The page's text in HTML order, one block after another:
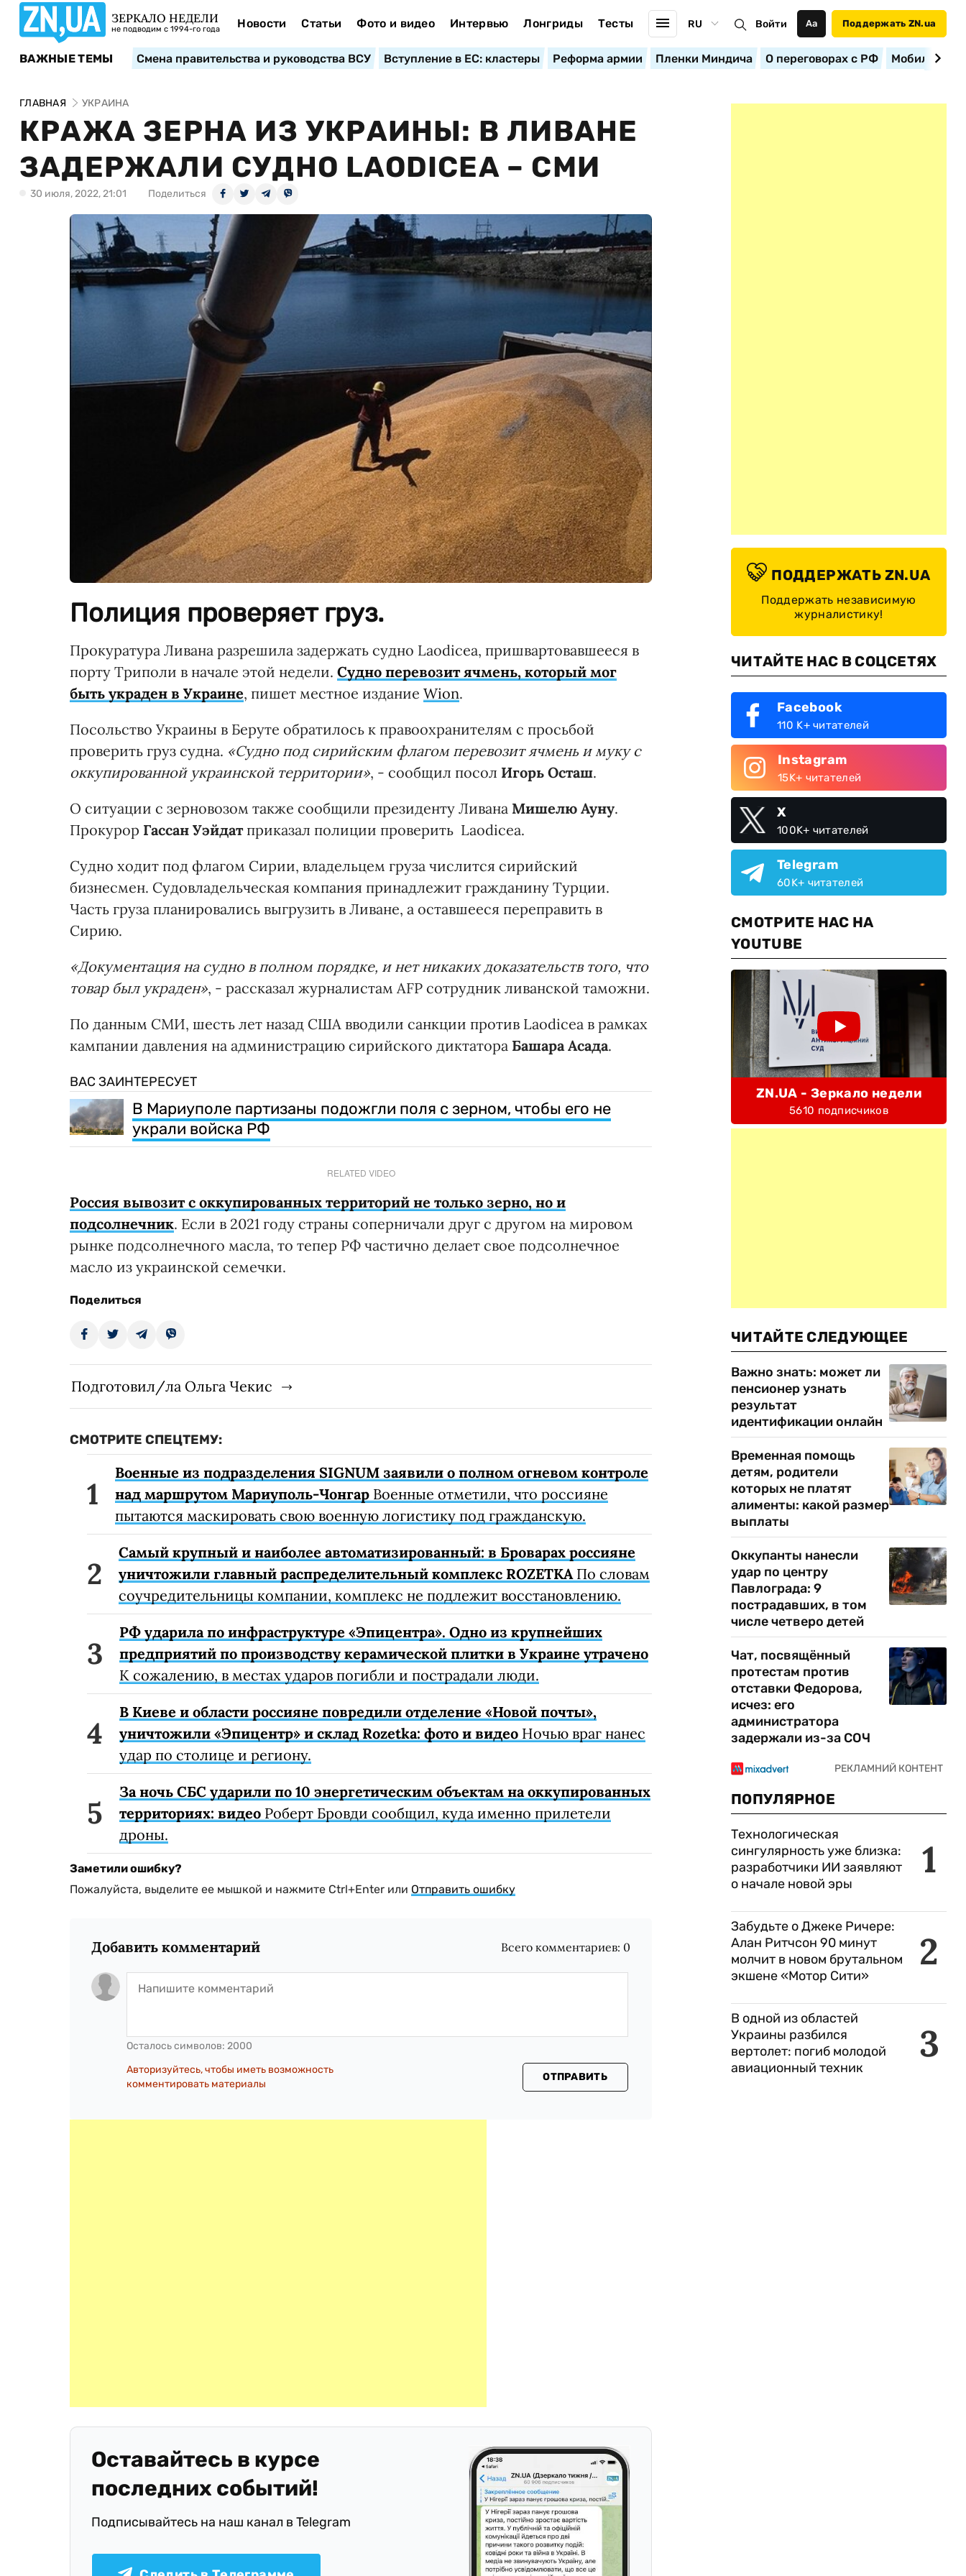
ЗЕРКАЛО НЕДЕЛИ
не подводим с 1994-го года Новости Статьи Фото и видео Интервью Лонгриды Тесты RU Войти Аа Поддержать ZN.ua
ВАЖНЫЕ ТЕМЫ Смена правительства и руководства ВСУ Вступление в ЕС: кластеры Реформа армии Пленки Миндича О переговорах с РФ
ГЛАВНАЯ УКРАИНА
КРАЖА ЗЕРНА ИЗ УКРАИНЫ: В ЛИВАНЕ
ЗАДЕРЖАЛИ СУДНО LAODICEA – СМИ
30 июля, 2022, 21:01 Поделиться
Полиция проверяет груз.
Прокуратура Ливана разрешила задержать судно Laodicea, пришвартовавшееся в
порту Триполи в начале этой недели. Судно перевозит ячмень, который мог
быть украден в Украине, пишет местное издание Wion.
Посольство Украины в Беруте обратилось к правоохранителям с просьбой
проверить груз судна. «Судно под сирийским флагом перевозит ячмень и муку с
оккупированной украинской территории», - сообщил посол Игорь Осташ.
О ситуации с зерновозом также сообщили президенту Ливана Мишелю Ауну.
Прокурор Гассан Уэйдатприказал полиции проверить Laodicea.
Судно ходит под флагом Сирии, владельцем груза числится сирийский
бизнесмен. Судовладельческая компания принадлежит гражданину Турции.
Часть груза планировались выгрузить в Ливане, а оставшееся переправить в
Сирию.
«Документация на судно в полном порядке, и нет никаких доказательств того, что
товар был украден», - рассказал журналистам AFP сотрудник ливанской таможни.
По данным СМИ, шесть лет назад США вводили санкции против Laodicea в рамках
кампании давления на администрацию сирийского диктатора Башара Асада.
ВАС ЗАИНТЕРЕСУЕТ
В Мариуполе партизаны подожгли поля с зерном, чтобы его не
украли войска РФ
RELATED VIDEO
Россия вывозит с оккупированных территорий не только зерно, но и
подсолнечник. Если в 2021 году страны соперничали друг с другом на мировом
рынке подсолнечного масла, то тепер РФ частично делает свое подсолнечное
масло из украинской семечки.
Поделиться
Подготовил/ла Ольга Чекис
СМОТРИТЕ СПЕЦТЕМУ:
Военные из подразделения SIGNUM заявили о полном огневом контроле
над маршрутом Мариуполь-Чонгар Военные отметили, что россияне
пытаются маскировать свою военную логистику под гражданскую.
Самый крупный и наиболее автоматизированный: в Броварах россияне
уничтожили главный распределительный комплекс ROZETKAПо словам
соучредительницы компании, комплекс не подлежит восстановлению.
РФ ударила по инфраструктуре «Эпицентра». Одно из крупнейших
предприятий по производству керамической плитки в Украине утрачено
К сожалению, в местах ударов погибли и пострадали люди.
В Киеве и области россияне повредили отделение «Новой почты»,
уничтожили «Эпицентр» и склад Rozetka: фото и видео Ночью враг нанес
удар по столице и региону.
За ночь СБС ударили по 10 энергетическим объектам на оккупированных
территориях: видео Роберт Бровди сообщил, куда именно прилетели
дроны.
Заметили ошибку?
Пожалуйста, выделите ее мышкой и нажмите Ctrl+Enter или Отправить ошибку
Добавить комментарий Всего комментариев: 0
Осталось символов: 2000
Авторизуйтесь, чтобы иметь возможность
комментировать материалы
ОТПРАВИТЬ
Оставайтесь в курсе
последних событий!
Подписывайтесь на наш канал в Telegram
ПОДДЕРЖАТЬ ZN.UA
Поддержать независимую
журналистику!
ЧИТАЙТЕ НАС В СОЦСЕТЯХ
Facebook
110 K+ читателей
Instagram
15K+ читателей
X
100K+ читателей
Telegram
60K+ читателей
СМОТРИТЕ НАС НА
YOUTUBE
ZN.UA - Зеркало недели
5610 подписчиков
ЧИТАЙТЕ СЛЕДУЮЩЕЕ
Важно знать: может ли
пенсионер узнать
результат
идентификации онлайн
Временная помощь
детям, родители
которых не платят
алименты: какой размер
выплаты
Оккупанты нанесли
удар по центру
Павлограда: 9
пострадавших, в том
числе четверо детей
Чат, посвящённый
протестам против
отставки Федорова,
исчез: его
администратора
задержали из-за СОЧ
ПОПУЛЯРНОЕ
1
Технологическая
сингулярность уже близка:
разработчики ИИ заявляют
о начале новой эры
2
Забудьте о Джеке Ричере:
Алан Ритчсон 90 минут
молчит в новом брутальном
экшене «Мотор Сити»
3
В одной из областей
Украины разбился
вертолет: погиб молодой
авиационный техник